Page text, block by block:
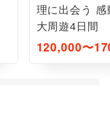
理に出会う
大周遊4日間
120,000〜